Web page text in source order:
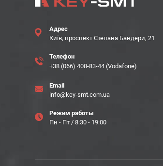
Адрес
Київ, проспект Степана Бандери, 21
Телефон
+38 (066) 408-83-44 (Vodafone)
Email
info@key-smt.com.ua
Режим работы
Пн - Пт / 8:30 - 19:00